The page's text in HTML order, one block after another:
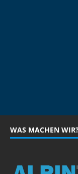
WAS MACHEN